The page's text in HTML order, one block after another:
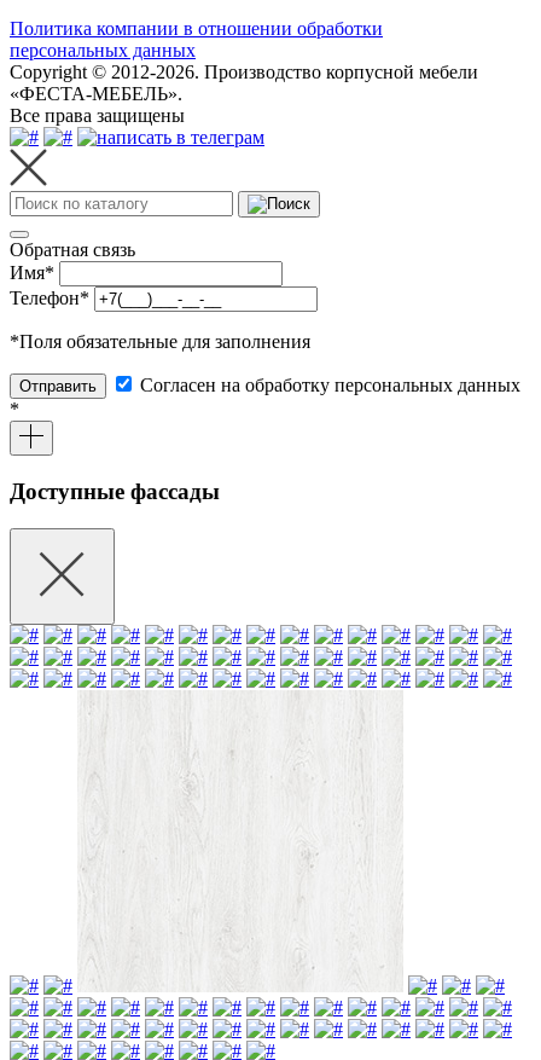
Политика компании в отношении обработки
персональных данных
Copyright © 2012-2026. Производство корпусной мебели
«ФЕСТА-МЕБЕЛЬ».
Все права защищены
Обратная связь
Имя*
Телефон*
*Поля обязательные для заполнения
Отправить
Согласен на обработку персональных данных
*
Доступные фассады